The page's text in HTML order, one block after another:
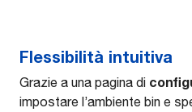
Flessibilità intuitiva
Grazie a una pagina di
impostare l’ambiente bin e